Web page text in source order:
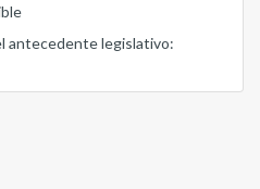
antecedente legislativo: